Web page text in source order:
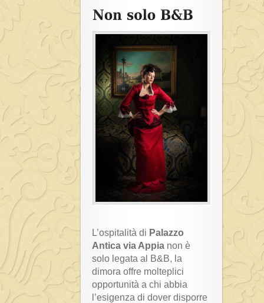
L’ospitalità di Palazzo
Antica via Appia non è
solo legata al B&B, la
dimora offre molteplici
opportunità a chi abbia
l’esigenza di dover disporre